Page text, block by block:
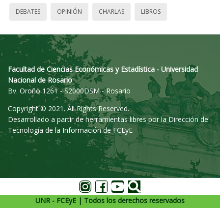
DEBATES OPINIÓN CHARLAS LIBROS
Facultad de Ciencias Económicas y Estadística - Universidad
Nacional de Rosario
Bv. Oroño 1261 - S2000DSM - Rosario
Copyright © 2021. All Rights Reserved.
Desarrollado a partir de herramientas libres por la Dirección de
Tecnología de la Información de FCEyE
UNR - FCEyE | Todos los derechos reservados